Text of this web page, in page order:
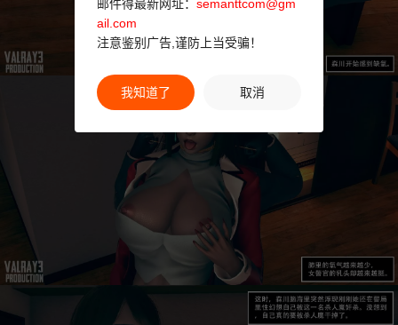
邮件得最新网址： semanttcom@gm
ail.com
注意鉴别广告,谨防上当受骗！
我知道了 取消